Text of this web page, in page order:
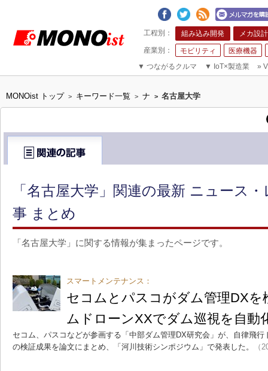
組み込み開発 メカ設計
モビリティ
医療機器
▼ つながるクルマ ▼ IoT×製造業 »
MONOist トップ > キーワード一覧 > ナ > 名古屋大学
「名古屋大学」関連の最新 ニュース
事 まとめ
「名古屋大学」に関する情報が集まったページです。
スマートメンテナンス：
セコムとパスコがダム管理DX
ムドローンXXでダム巡視を自動
セコム、パスコなどが参画する「中部ダム管理DX研究会」が、自律飛
の検証成果を論文にまとめ、「河川技術シンポジウム」で発表した。
（